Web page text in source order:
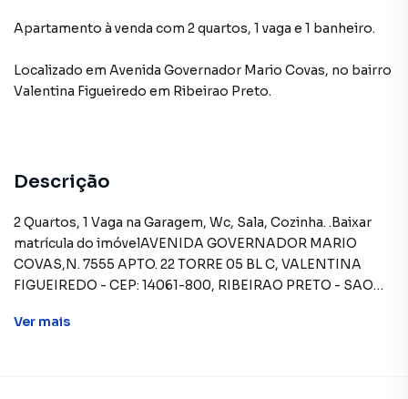
Apartamento à venda com 2 quartos, 1 vaga e 1 banheiro.
Localizado em Avenida Governador Mario Covas, no bairro
Valentina Figueiredo em Ribeirao Preto.
Descrição
2 Quartos, 1 Vaga na Garagem, Wc, Sala, Cozinha. .Baixar
matrícula do imóvelAVENIDA GOVERNADOR MARIO
COVAS,N. 7555 APTO. 22 TORRE 05 BL C, VALENTINA
FIGUEIREDO - CEP: 14061-800, RIBEIRAO PRETO - SAO
próprios. Permite utilização de FGTS. Consulte condições
Ver mais